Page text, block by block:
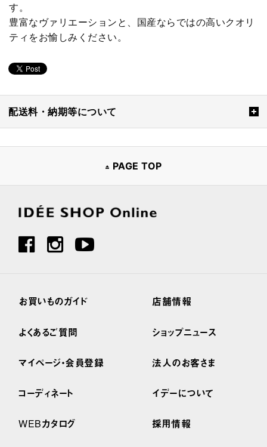
す。
豊富なヴァリエーションと、国産ならではの高いクオリ
ティをお愉しみください。
配送料・納期等について
PAGE TOP
お買いものガイド
よくあるご質問
マイページ・会員登録
コーディネート
WEBカタログ
店舗情報
ショップニュース
法人のお客さま
イデーについて
採用情報